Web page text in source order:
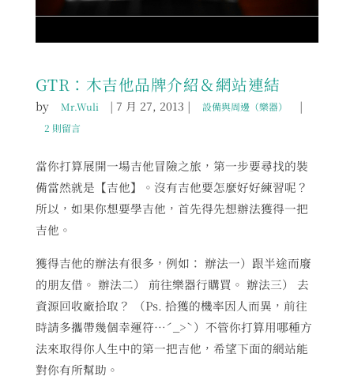
GTR：木吉他品牌介紹＆網站連結
by Mr.Wuli |7 月 27, 2013 | 設備與周邊（樂器） |
2 則留言
當你打算展開一場吉他冒險之旅，第一步要尋找的裝
備當然就是【吉他】。沒有吉他要怎麼好好練習呢？
所以，如果你想要學吉他，首先得先想辦法獲得一把
吉他。
獲得吉他的辦法有很多，例如： 辦法一）跟半途而廢
的朋友借。 辦法二） 前往樂器行購買。 辦法三） 去
資源回收廠拾取？ （Ps. 拾獲的機率因人而異，前往
時請多攜帶幾個幸運符…ˊ_>ˋ）不管你打算用哪種方
法來取得你人生中的第一把吉他，希望下面的網站能
對你有所幫助。